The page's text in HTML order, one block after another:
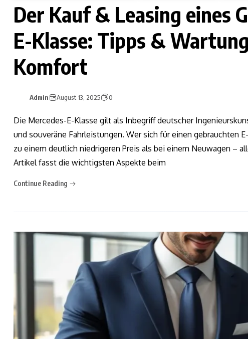
Der Kauf & Leasing eines
E-Klasse: Tipps &
Komfort
Admin August 13, 2025 0
Die Mercedes-E-Klasse gilt als Inbegriff deutscher
und souveräne Fahrleistungen. Wer sich für einen gebrauchten
zu einem deutlich niedrigeren Preis als bei einem Neuwagen –
Artikel fasst die wichtigsten Aspekte beim
Continue Reading